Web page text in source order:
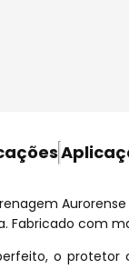
Fabricado com
o protetor